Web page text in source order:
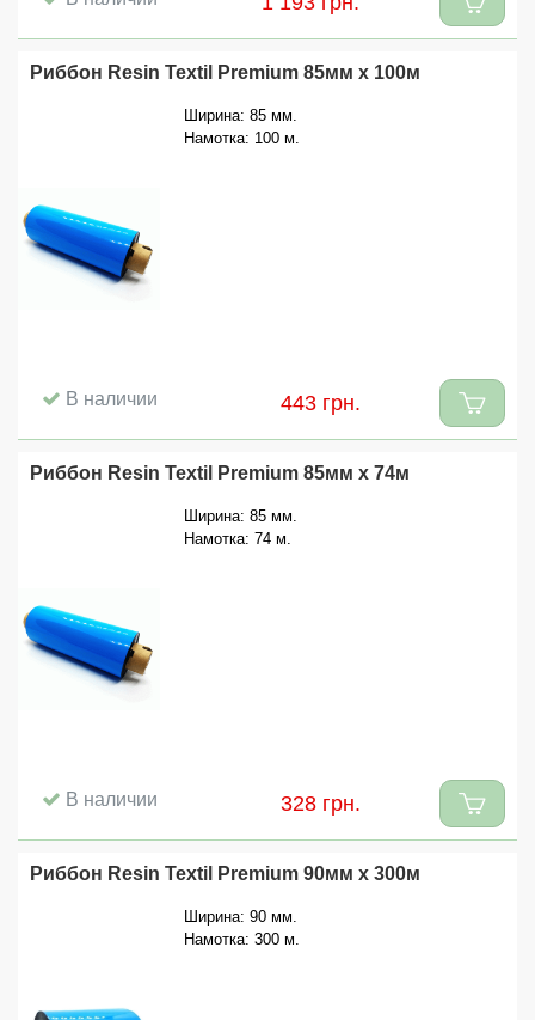
Риббон Resin Textil Premium 85мм x 100м
Ширина: 85 мм.
Намотка: 100 м.
В наличии 443 грн.
Риббон Resin Textil Premium 85мм x 74м
Ширина: 85 мм.
Намотка: 74 м.
В наличии 328 грн.
Риббон Resin Textil Premium 90мм x 300м
Ширина: 90 мм.
Намотка: 300 м.